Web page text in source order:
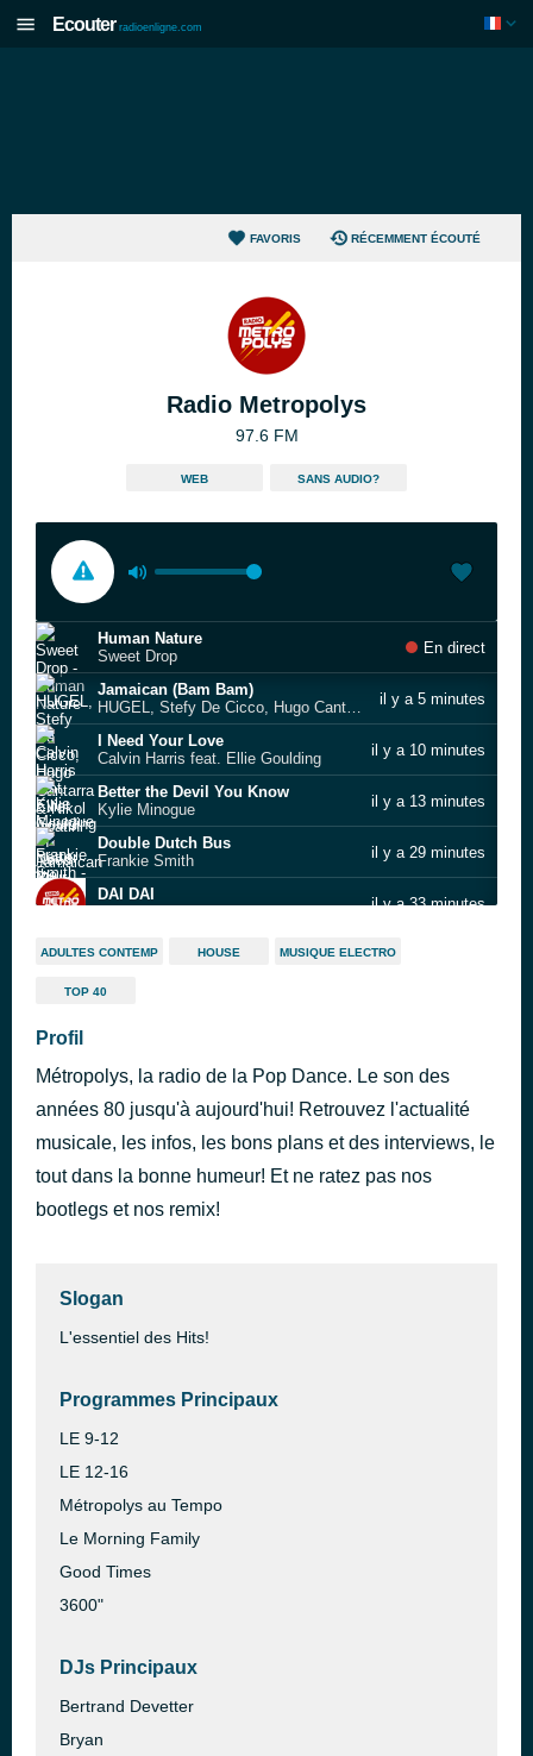
Ecouter radioenligne.com
FAVORIS RÉCEMMENT ÉCOUTÉ
Radio Metropolys
97.6 FM
WEB SANS AUDIO?
Human Nature
Sweet Drop
En direct
Jamaican (Bam Bam)
HUGEL, Stefy De Cicco, Hugo Cantarra & Nikol Apatini
il y a 5 minutes
I Need Your Love
Calvin Harris feat. Ellie Goulding
il y a 10 minutes
Better the Devil You Know
Kylie Minogue
il y a 13 minutes
Double Dutch Bus
Frankie Smith
il y a 29 minutes
DAI DAI
il y a 33 minutes
Say So
il y a 38 minutes
Savannah
Boney M.
MOVIN' TO THE SUN
HUGEL, IMAEL ANGEL & ULTRA NATE
il y a 54 minutes
ADULTES CONTEMP HOUSE MUSIQUE ELECTRO
TOP 40
Profil
Métropolys, la radio de la Pop Dance. Le son des
années 80 jusqu'à aujourd'hui! Retrouvez l'actualité
musicale, les infos, les bons plans et des interviews, le
tout dans la bonne humeur! Et ne ratez pas nos
bootlegs et nos remix!
Slogan
L'essentiel des Hits!
Programmes Principaux
LE 9-12
LE 12-16
Métropolys au Tempo
Le Morning Family
Good Times
3600"
DJs Principaux
Bertrand Devetter
Bryan